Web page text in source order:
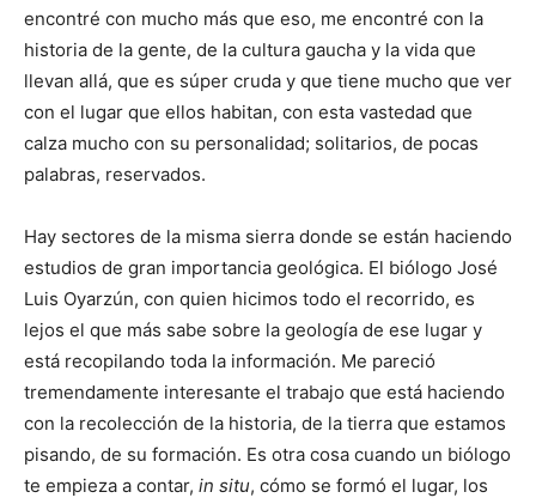
encontré con mucho más que eso, me encontré con la
historia de la gente, de la cultura gaucha y la vida que
llevan allá, que es súper cruda y que tiene mucho que ver
con el lugar que ellos habitan, con esta vastedad que
calza mucho con su personalidad; solitarios, de pocas
palabras, reservados.
Hay sectores de la misma sierra donde se están haciendo
estudios de gran importancia geológica. El biólogo José
Luis Oyarzún, con quien hicimos todo el recorrido, es
lejos el que más sabe sobre la geología de ese lugar y
está recopilando toda la información. Me pareció
tremendamente interesante el trabajo que está haciendo
con la recolección de la historia, de la tierra que estamos
pisando, de su formación. Es otra cosa cuando un biólogo
te empieza a contar, in situ, cómo se formó el lugar, los